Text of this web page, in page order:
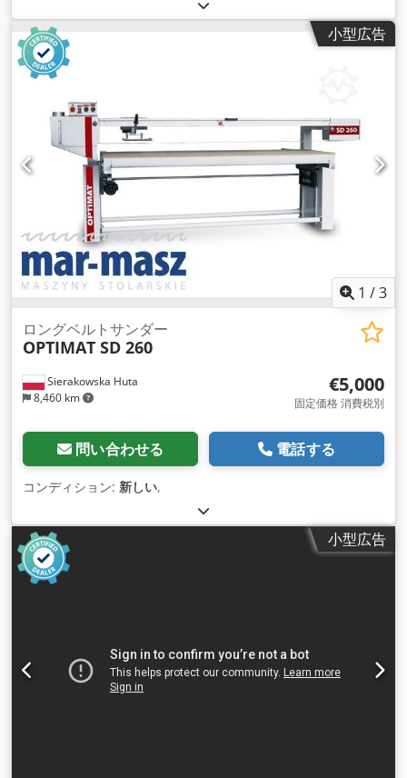
小型広告
1 /3
Sierakowska Huta
8,460 km
ロングベルトサンダー
OPTIMAT SD 260
€5,000
固定価格 消費税別
問い合わせる 電話する
コンディション: 新しい,
小型広告